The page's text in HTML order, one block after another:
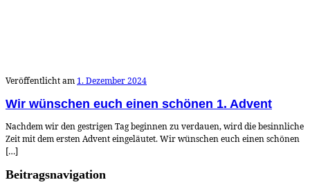
Veröffentlicht am 1. Dezember 2024
Wir wünschen euch einen schönen 1. Advent
Nachdem wir den gestrigen Tag beginnen zu verdauen, wird die besinnliche
Zeit mit dem ersten Advent eingeläutet. Wir wünschen euch einen schönen
[…]
Beitragsnavigation